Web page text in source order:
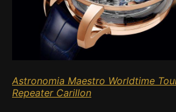
Astronomia Maestro Worldtime
Repeater Carillon